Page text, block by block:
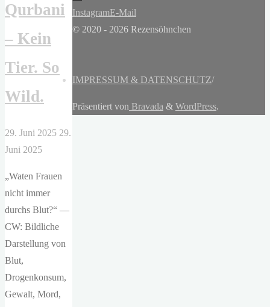
Qurbani
– Kein
Tier. So
Wild.
29. Juni 2025 29.
Juni 2025
„Waten Frauen
nicht immer
durchs Blut?“ —
CW: Bildliche
Darstellung von
Blut,
Drogenkonsum,
Gewalt, Mord,
InstagramE-Mail
© 2020 - 2026 Rezensöhnchen
IMPRESSUM & DATENSCHUTZ/
Präsentiert von Bravada & WordPress.